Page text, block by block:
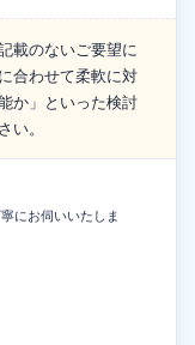
載のないご要望に
合わせて柔軟に対
か」といった検討
い。
にお伺いいたしま